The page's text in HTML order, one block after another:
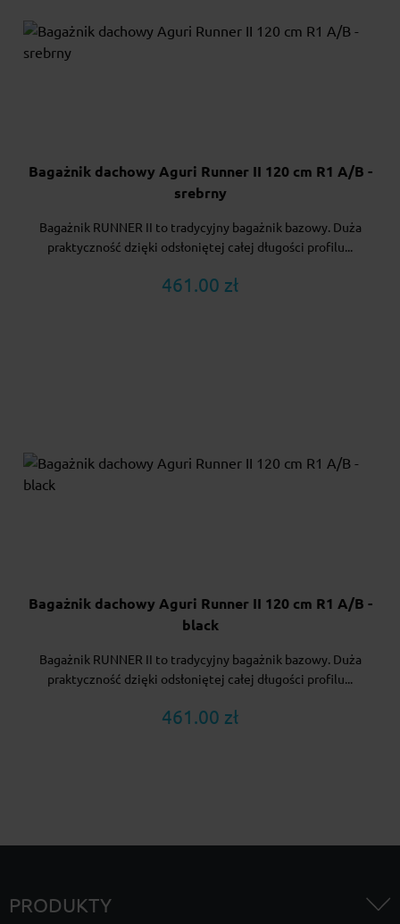
Bagażnik dachowy Aguri Runner II 120 cm R1 A/B -
srebrny
Bagażnik RUNNER II to tradycyjny bagażnik bazowy. Duża
praktyczność dzięki odsłoniętej całej długości profilu...
461.00 zł
Bagażnik dachowy Aguri Runner II 120 cm R1 A/B -
black
Bagażnik RUNNER II to tradycyjny bagażnik bazowy. Duża
praktyczność dzięki odsłoniętej całej długości profilu...
461.00 zł
PRODUKTY